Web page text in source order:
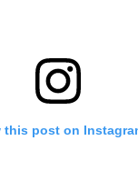
this post on